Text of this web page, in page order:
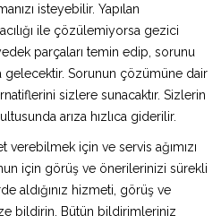
isteyebilir. Yapılan
ile çözülemiyorsa gezici
parçaları temin edip, sorunu
gelecektir. Sorunun çözümüne dair
sizlere sunacaktır. Sizlerin
arıza hızlıca giderilir.
verebilmek için ve servis ağımızı
için görüş ve önerilerinizi sürekli
aldığınız hizmeti, görüş ve
bildirin. Bütün bildirimleriniz